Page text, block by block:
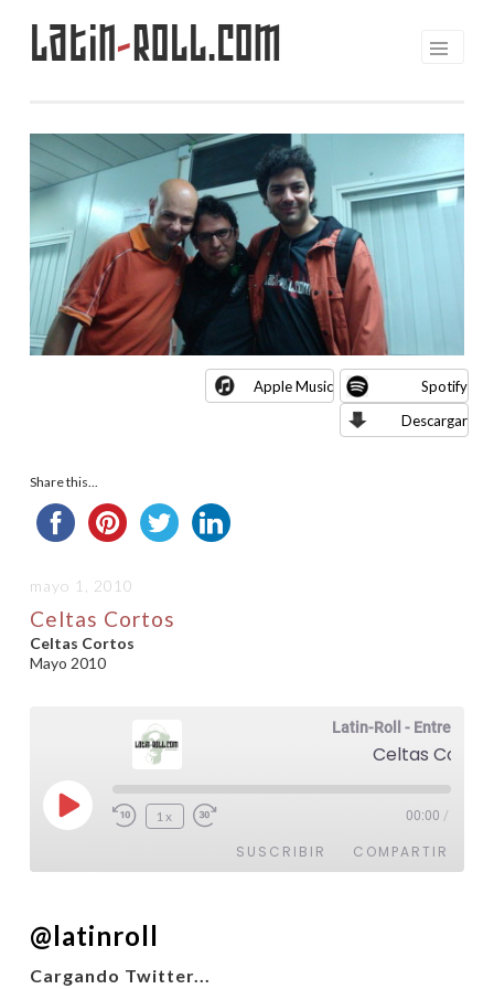
Saltar
Latin-Roll.com
Apple Music
Spotify
Descargar
Share this...
mayo 1, 2010
Celtas Cortos
Celtas Cortos
Mayo 2010
Latin-Roll - Entrevistas
Celtas Cortos
Reproducir
episodio
1x 00:00 /
SUSCRIBIR COMPARTIR
FEED RSS
@latinroll
Cargando Twitter...